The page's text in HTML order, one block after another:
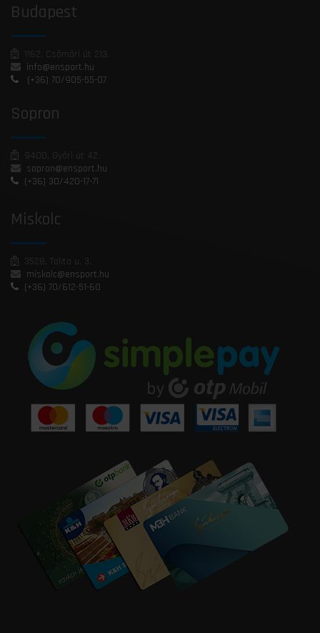
Budapest
1162, Csömöri út 213.
info@ensport.hu
(+36) 70/905-55-07
Sopron
9400, Győri út 42.
sopron@ensport.hu
(+36) 30/420-17-71
Miskolc
3528, Takta u. 3.
miskolc@ensport.hu
(+36) 70/612-51-60